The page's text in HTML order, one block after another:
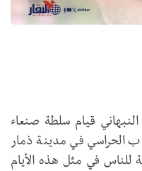
قيام سلطة صنعاء
الحراسي في مدينة ذمار
للناس في مثل هذه الأيام